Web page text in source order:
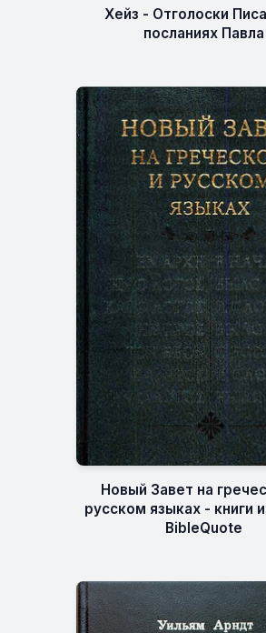
Хейз - Отголоски
посланиях Павла
Новый Завет на
русском языках - книги
BibleQuote